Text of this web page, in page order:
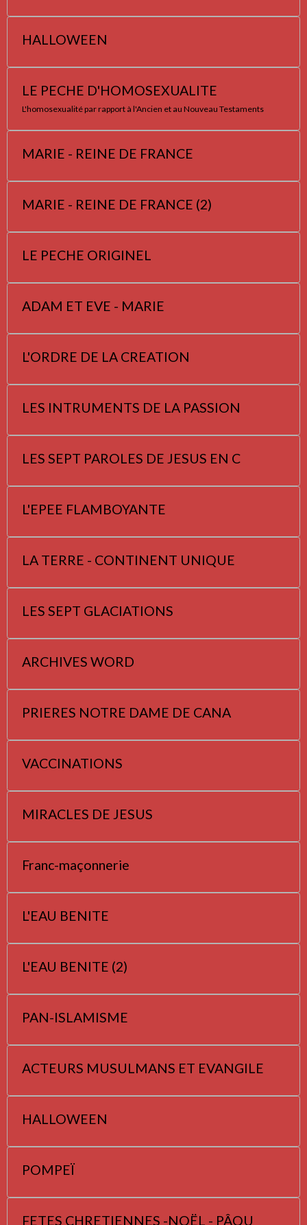
HALLOWEEN
LE PECHE D'HOMOSEXUALITE
L'homosexualité par rapport à l'Ancien et au Nouveau Testaments
MARIE - REINE DE FRANCE
MARIE - REINE DE FRANCE (2)
LE PECHE ORIGINEL
ADAM ET EVE - MARIE
L'ORDRE DE LA CREATION
LES INTRUMENTS DE LA PASSION
LES SEPT PAROLES DE JESUS EN C
L'EPEE FLAMBOYANTE
LA TERRE - CONTINENT UNIQUE
LES SEPT GLACIATIONS
ARCHIVES WORD
PRIERES NOTRE DAME DE CANA
VACCINATIONS
MIRACLES DE JESUS
Franc-maçonnerie
L'EAU BENITE
L'EAU BENITE (2)
PAN-ISLAMISME
ACTEURS MUSULMANS ET EVANGILE
HALLOWEEN
POMPEÏ
FETES CHRETIENNES -NOËL - PÂQU